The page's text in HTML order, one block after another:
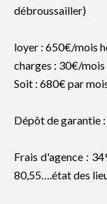
débroussailler)
loyer : 650€/mois
charges : 30€/
Soit : 680€ par
Dépôt de garantie
Frais d'agence :
80,55….état des